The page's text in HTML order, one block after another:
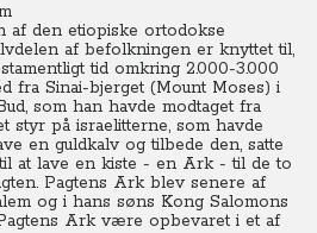
af den etiopiske ortodokse
af befolkningen er knyttet til,
tid omkring 2.000-3.000
fra Sinai-bjerget (Mount Moses) i
som han havde modtaget fra
styr på israelitterne, som havde
en guldkalv og tilbede den, satte
at lave en kiste - en Ark - til de to
Pagtens Ark blev senere af
og i hans søns Kong Salomons
Ark være opbevaret i et af